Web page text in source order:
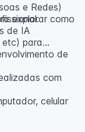
e Redes)
explorar como
de IA
para
de
com
celular